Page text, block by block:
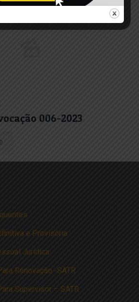
006-2023
e Provisória
Jurídica
Renovação -SATR
Supervisor – SATR